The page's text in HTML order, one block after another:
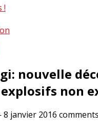
!
nouvelle
non
8 janvier 2016